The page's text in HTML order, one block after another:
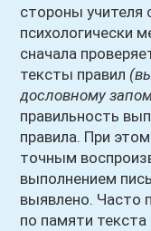
стороны учителя
психологически
сначала
тексты правил
дословному
правильность
правила. При
точным
выполнением
выявлено. Часто
по памяти